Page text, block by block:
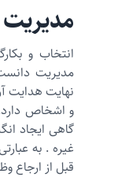
مدیریت
انتخاب و
مدیریت
نهایت هدایت
و اشخاص
گاهی ایجاد
غیره . به
قبل از ارجاع